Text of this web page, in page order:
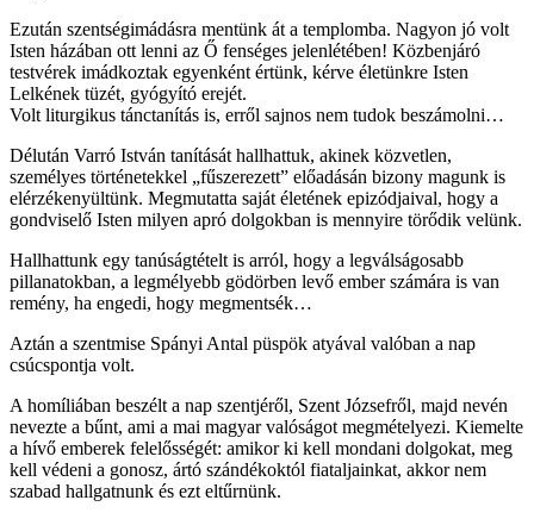
Ezután szentségimádásra mentünk át a templomba. Nagyon jó volt
Isten házában ott lenni az Ő fenséges jelenlétében! Közbenjáró
testvérek imádkoztak egyenként értünk, kérve életünkre Isten
Lelkének tüzét, gyógyító erejét.
Volt liturgikus tánctanítás is, erről sajnos nem tudok beszámolni…
Délután Varró István tanítását hallhattuk, akinek közvetlen,
személyes történetekkel „fűszerezett” előadásán bizony magunk is
elérzékenyültünk. Megmutatta saját életének epizódjaival, hogy a
gondviselő Isten milyen apró dolgokban is mennyire törődik velünk.
Hallhattunk egy tanúságtételt is arról, hogy a legválságosabb
pillanatokban, a legmélyebb gödörben levő ember számára is van
remény, ha engedi, hogy megmentsék…
Aztán a szentmise Spányi Antal püspök atyával valóban a nap
csúcspontja volt.
A homíliában beszélt a nap szentjéről, Szent Józsefről, majd nevén
nevezte a bűnt, ami a mai magyar valóságot megmételyezi. Kiemelte
a hívő emberek felelősségét: amikor ki kell mondani dolgokat, meg
kell védeni a gonosz, ártó szándékoktól fiataljainkat, akkor nem
szabad hallgatnunk és ezt eltűrnünk.